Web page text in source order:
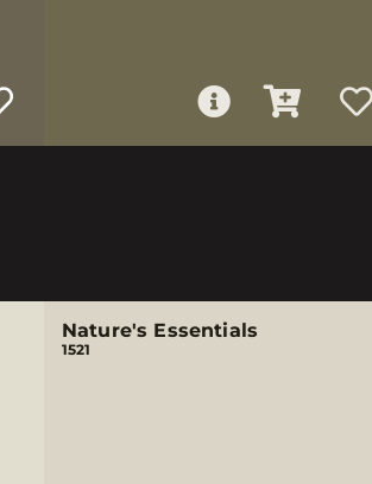
Nature's Essentials
1521